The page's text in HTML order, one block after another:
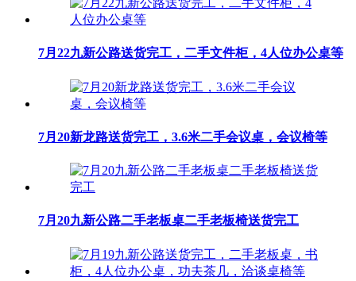
7月22九新公路送货完工，二手文件柜，4人位办公桌等
7月20新龙路送货完工，3.6米二手会议桌，会议椅等
7月20九新公路二手老板桌二手老板椅送货完工